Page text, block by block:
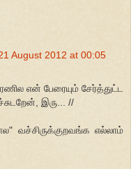
August 2012 at 00:05
என் பேரையும் சேர்த்துட்ட
இரு... //
வச்சிருக்குறவங்க எல்லாம்